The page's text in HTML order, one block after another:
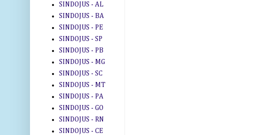
SINDOJUS - AL
SINDOJUS - BA
SINDOJUS - PE
SINDOJUS - SP
SINDOJUS - PB
SINDOJUS - MG
SINDOJUS - SC
SINDOJUS - MT
SINDOJUS - PA
SINDOJUS - GO
SINDOJUS - RN
SINDOJUS - CE